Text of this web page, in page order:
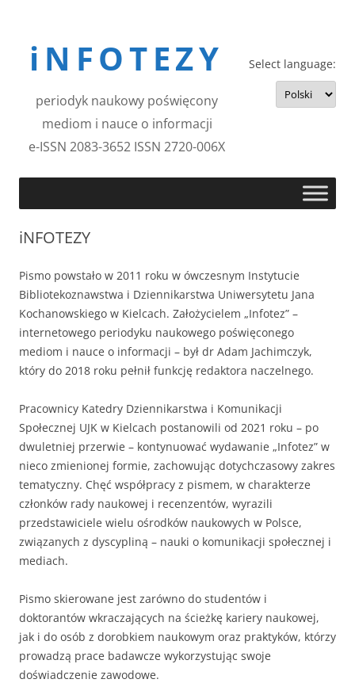
iNFOTEZY
periodyk naukowy poświęcony
mediom i nauce o informacji
e-ISSN 2083-3652 ISSN 2720-006X
Select language:
iNFOTEZY
Pismo powstało w 2011 roku w ówczesnym Instytucie
Bibliotekoznawstwa i Dziennikarstwa Uniwersytetu Jana
Kochanowskiego w Kielcach. Założycielem „Infotez” –
internetowego periodyku naukowego poświęconego
mediom i nauce o informacji – był dr Adam Jachimczyk,
który do 2018 roku pełnił funkcję redaktora naczelnego.
Pracownicy Katedry Dziennikarstwa i Komunikacji
Społecznej UJK w Kielcach postanowili od 2021 roku – po
dwuletniej przerwie – kontynuować wydawanie „Infotez” w
nieco zmienionej formie, zachowując dotychczasowy zakres
tematyczny. Chęć współpracy z pismem, w charakterze
członków rady naukowej i recenzentów, wyrazili
przedstawiciele wielu ośrodków naukowych w Polsce,
związanych z dyscypliną – nauki o komunikacji społecznej i
mediach.
Pismo skierowane jest zarówno do studentów i
doktorantów wkraczających na ścieżkę kariery naukowej,
jak i do osób z dorobkiem naukowym oraz praktyków, którzy
prowadzą prace badawcze wykorzystując swoje
doświadczenie zawodowe.